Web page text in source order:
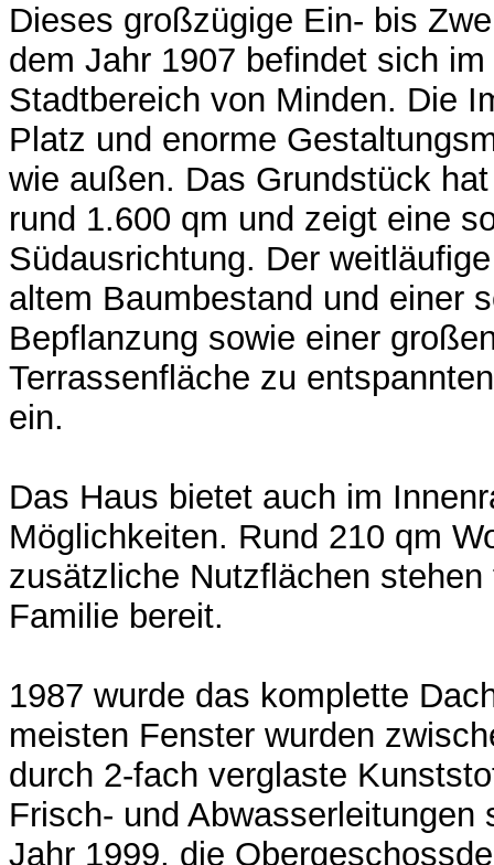
Dieses großzügige Ein- bis
dem Jahr 1907 befindet sich
Stadtbereich von Minden. Die
Platz und enorme
wie außen. Das Grundstück
rund 1.600 qm und zeigt eine
Südausrichtung. Der
altem Baumbestand und einer
Bepflanzung sowie einer
Terrassenfläche zu
ein.
Das Haus bietet auch im
Möglichkeiten. Rund 210 qm
zusätzliche Nutzflächen
Familie bereit.
1987 wurde das komplette
meisten Fenster wurden
durch 2-fach verglaste
Frisch- und Abwasserleitungen
Jahr 1999, die